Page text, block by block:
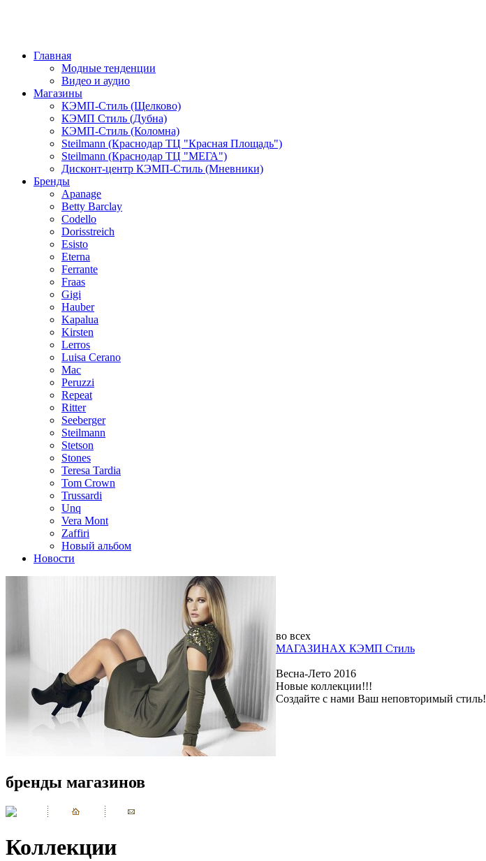
Главная
Модные тенденции
Видео и аудио
Магазины
КЭМП-Стиль (Щелково)
КЭМП Стиль (Дубна)
КЭМП-Стиль (Коломна)
Steilmann (Краснодар ТЦ "Красная Площадь")
Steilmann (Краснодар ТЦ "МЕГА")
Дисконт-центр КЭМП-Стиль (Мневники)
Бренды
Apanage
Betty Barclay
Codello
Dorisstreich
Esisto
Eterna
Ferrante
Fraas
Gigi
Hauber
Kapalua
Kirsten
Lerros
Luisa Cerano
Mac
Peruzzi
Repeat
Ritter
Seeberger
Steilmann
Stetson
Stones
Teresa Tardia
Tom Crown
Trussardi
Unq
Vera Mont
Zaffiri
Новый альбом
Новости
во всех
МАГАЗИНАХ КЭМП Стиль
Весна-Лето 2016
Новые коллекции!!!
Создайте с нами Ваш неповторимый стиль!
бренды магазинов
Коллекции